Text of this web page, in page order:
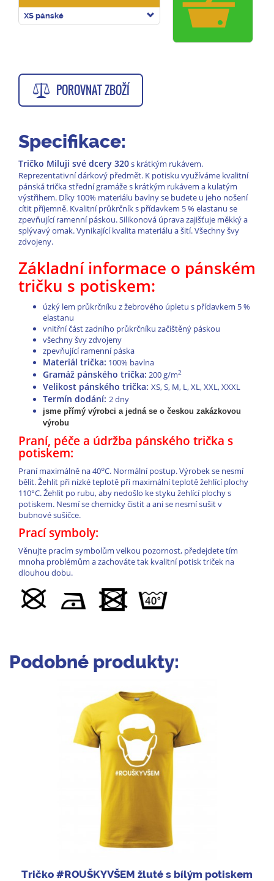
XS pánské
POROVNAT ZBOŽÍ
Specifikace:
Tričko Miluji své dcery 320s krátkým rukávem.
Reprezentativní dárkový předmět. K potisku využíváme kvalitní
pánská trička střední gramáže s krátkým rukávem a kulatým
výstřihem. Díky 100% materiálu bavlny se budete u jeho nošení
cítit příjemně. Kvalitní průkrčník s přídavkem 5 % elastanu se
zpevňující ramenní páskou. Silikonová úprava zajišťuje měkký a
splývavý omak. Vynikající kvalita materiálu a šití. Všechny švy
zdvojeny.
Základní informace o pánském
tričku s potiskem:
úzký lem průkrčníku z žebrového úpletu s přídavkem 5 %
elastanu
vnitřní část zadního průkrčníku začištěný páskou
všechny švy zdvojeny
zpevňující ramenní páska
Materiál trička: 100% bavlna
Gramáž pánského trička: 200 g/m2
Velikost pánského trička: XS, S, M, L, XL, XXL, XXXL
Termín dodání: 2 dny
jsme přímý výrobci a jedná se o českou zakázkovou
výrobu
Praní, péče a údržba pánského trička s
potiskem:
Praní maximálně na 40oC. Normální postup. Výrobek se nesmí
bělit. Žehlit při nízké teplotě při maximální teplotě žehlící plochy
110°C. Žehlit po rubu, aby nedošlo ke styku žehlící plochy s
potiskem. Nesmí se chemicky čistit a ani se nesmí sušit v
bubnové sušičce.
Prací symboly:
Věnujte pracím symbolům velkou pozornost, předejdete tím
mnoha problémům a zachováte tak kvalitní potisk triček na
dlouhou dobu.
Podobné produkty:
Tričko #ROUŠKYVŠEM žluté s bílým potiskem